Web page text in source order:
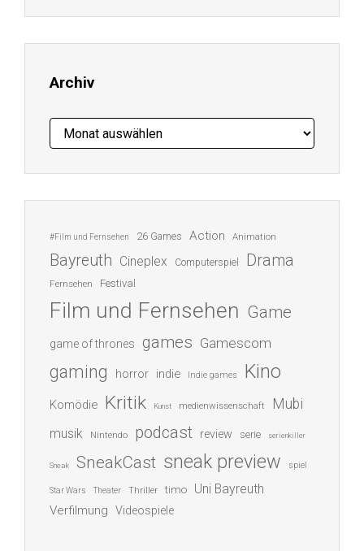
ein ...
Archiv
Archiv
#Film und Fernsehen 26 Games Action Animation
Bayreuth Cineplex Computerspiel Drama
Fernsehen Festival
Film und Fernsehen Game
game of thrones games Gamescom
gaming horror indie Indie games Kino
Komödie Kritik Kunst medienwissenschaft Mubi
musik Nintendo podcast review serie serienkiller
Sneak SneakCast sneak preview spiel
Star Wars Theater Thriller timo Uni Bayreuth
Verfilmung Videospiele